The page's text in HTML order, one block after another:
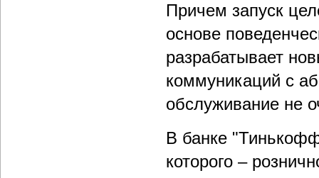
Причем запуск
основе
разрабатывает
коммуникаций с
обслуживание не
В банке
которого –